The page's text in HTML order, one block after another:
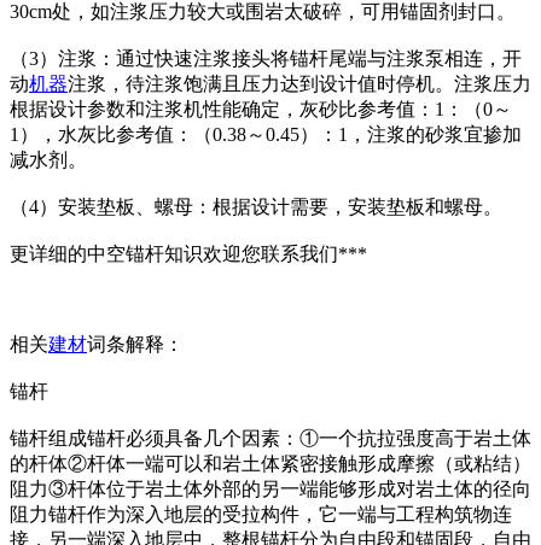
30cm处，如注浆压力较大或围岩太破碎，可用锚固剂封口。
（3）注浆：通过快速注浆接头将锚杆尾端与注浆泵相连，开
动机器注浆，待注浆饱满且压力达到设计值时停机。注浆压力
根据设计参数和注浆机性能确定，灰砂比参考值：1：（0～
1），水灰比参考值：（0.38～0.45）：1，注浆的砂浆宜掺加
减水剂。
（4）安装垫板、螺母：根据设计需要，安装垫板和螺母。
更详细的中空锚杆知识欢迎您联系我们***
相关建材词条解释：
锚杆
锚杆组成锚杆必须具备几个因素：①一个抗拉强度高于岩土体
的杆体②杆体一端可以和岩土体紧密接触形成摩擦（或粘结）
阻力③杆体位于岩土体外部的另一端能够形成对岩土体的径向
阻力锚杆作为深入地层的受拉构件，它一端与工程构筑物连
接，另一端深入地层中，整根锚杆分为自由段和锚固段，自由